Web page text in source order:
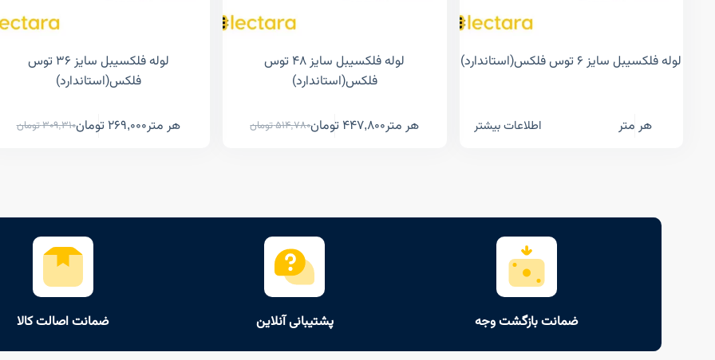
لوله فلکسیبل سایز ۶ توس فلکس(استاندارد)
هر متر اطلاعات بیشتر
لوله فلکسیبل سایز ۴۸ توس
فلکس(استاندارد)
هر متر 514,780تومان 447,800 تومان
لوله فلکسیبل سایز ۳۶ توس
فلکس(استاندارد)
هر متر 309,310تومان 269,000 تومان
ضمانت بازگشت وجه پشتیبانی آنلاین ضمانت اصالت کالا